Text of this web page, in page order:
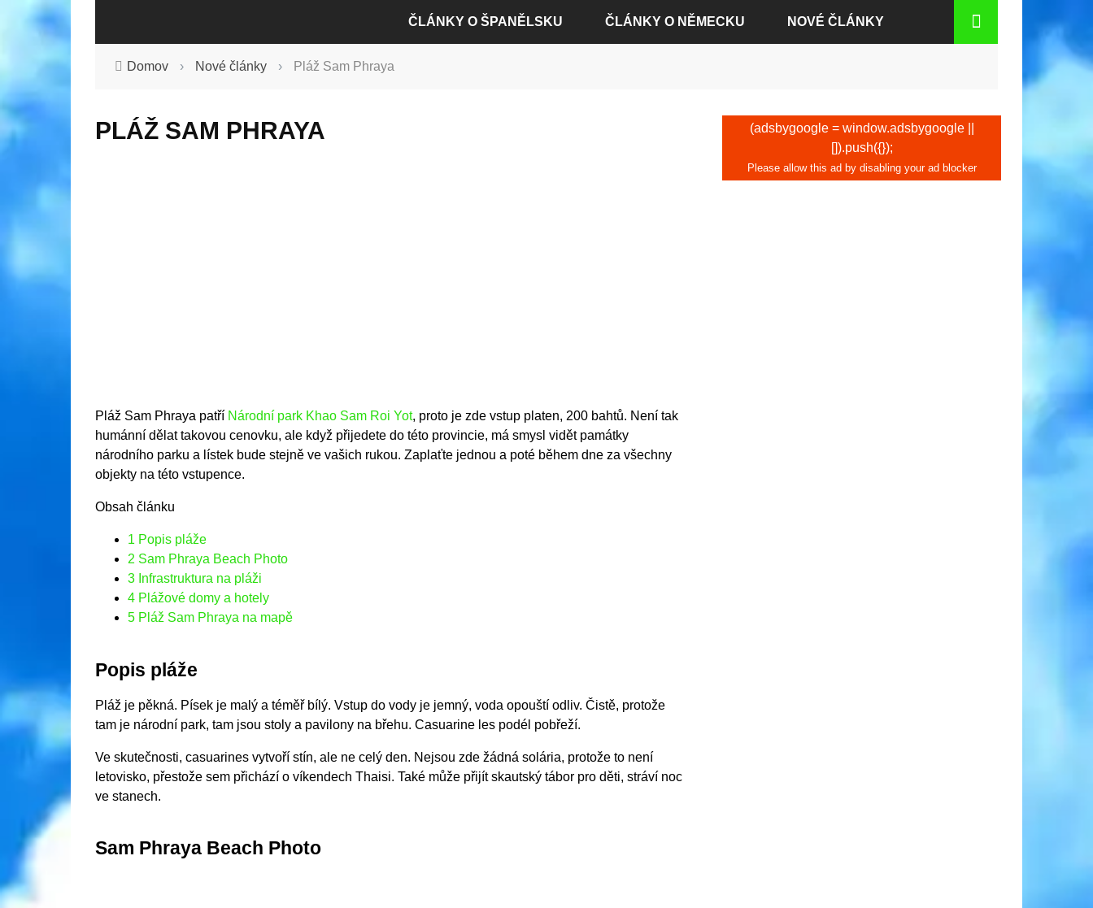
ČLÁNKY O ŠPANĚLSKU ČLÁNKY O NĚMECKU NOVÉ ČLÁNKY
Domov › Nové články › Pláž Sam Phraya
PLÁŽ SAM PHRAYA
Pláž Sam Phraya patří Národní park Khao Sam Roi Yot, proto je zde vstup platen, 200 bahtů. Není tak
humánní dělat takovou cenovku, ale když přijedete do této provincie, má smysl vidět památky
národního parku a lístek bude stejně ve vašich rukou. Zaplaťte jednou a poté během dne za všechny
objekty na této vstupence.
Obsah článku
1 Popis pláže
2 Sam Phraya Beach Photo
3 Infrastruktura na pláži
4 Plážové domy a hotely
5 Pláž Sam Phraya na mapě
Popis pláže
Pláž je pěkná. Písek je malý a téměř bílý. Vstup do vody je jemný, voda opouští odliv. Čistě, protože
tam je národní park, tam jsou stoly a pavilony na břehu. Casuarine les podél pobřeží.
Ve skutečnosti, casuarines vytvoří stín, ale ne celý den. Nejsou zde žádná solária, protože to není
letovisko, přestože sem přichází o víkendech Thaisi. Také může přijít skautský tábor pro děti, stráví noc
ve stanech.
Sam Phraya Beach Photo
(adsbygoogle = window.adsbygoogle ||
[]).push({});